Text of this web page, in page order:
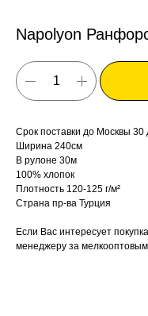
Napolyon
Срок поставки до Москвы 30
Ширина 240см
В рулоне 30м
100% хлопок
Плотность 120-125 г/м²
Страна пр-ва Турция
Если Вас интересует
менеджеру за